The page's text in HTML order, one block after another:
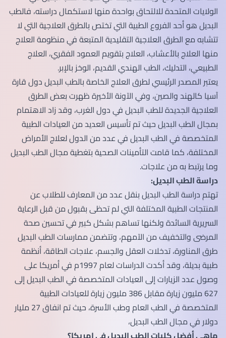
الولايات المتحدة للالتحاق بواحدة منها لاستكمال دراسته، فالطب
البديل هو أحد الفروع الطبية التي تختص بالطرق العلاجية التي لا
تتشابه مع الطرق العلاجية التقليدية المتبعة في منظومة العلاج
منها العلاج بالأعشاب، العلاج بتقويم العمود الفقري، العلاج
الطبيعي، التدليك، الطب الهندي القديم، الوخز بالإبر.
يعتبر المصدر الرئيسي لطرق العلاج الخاصة بالطب البديل دول قارة
آسيا كالهند والصين، وفي الآونة الأخيرة ظهرت بعض الطرق
العلاجية الجديدة للطب البديل في دول الغرب، وقد زاد الاهتمام
بمجال الطب البديل حيث تم تأسيس العديد من العيادات الطبية
المتخصصة في الطب البديل في عدد من الدول لعلاج الأمراض
المختلفة، كما قامت التأمينات الصحية بتغطية مجال الطب البديل
وما يرتبط به من علاجات.
دراسة الطب البديل:
تهتم دراسة الطب البديل بنقل عدد من المعارف للطلاب عن
المنتجات الطبية المختلفة التي لم تحظى بقبول من قبل الرعاية
السريرية السائدة ولكنها تساهم بشكل كبير في تحسين صحة
المرضى والتخفيف من الآمهم، وتتضمن ممارسات الطب البديل
طرق المناورة، تدخلات العقل والجسم، علاجات الطاقة، أنظمة
طبية بديلة، وقد أكدت الدراسات لعام 1997م في أمريكا على
وصول عدد الزيارات إلى العيادات المتخصصة في الطب البديل إلى
627 مليون زيارة مقابل 386 مليون زيارة للعيادات الطبية
المتخصصة في الطب العام وطب الأسرة، حيث تم انفاق 27 مليار
دولار في مجال الطب البديل،